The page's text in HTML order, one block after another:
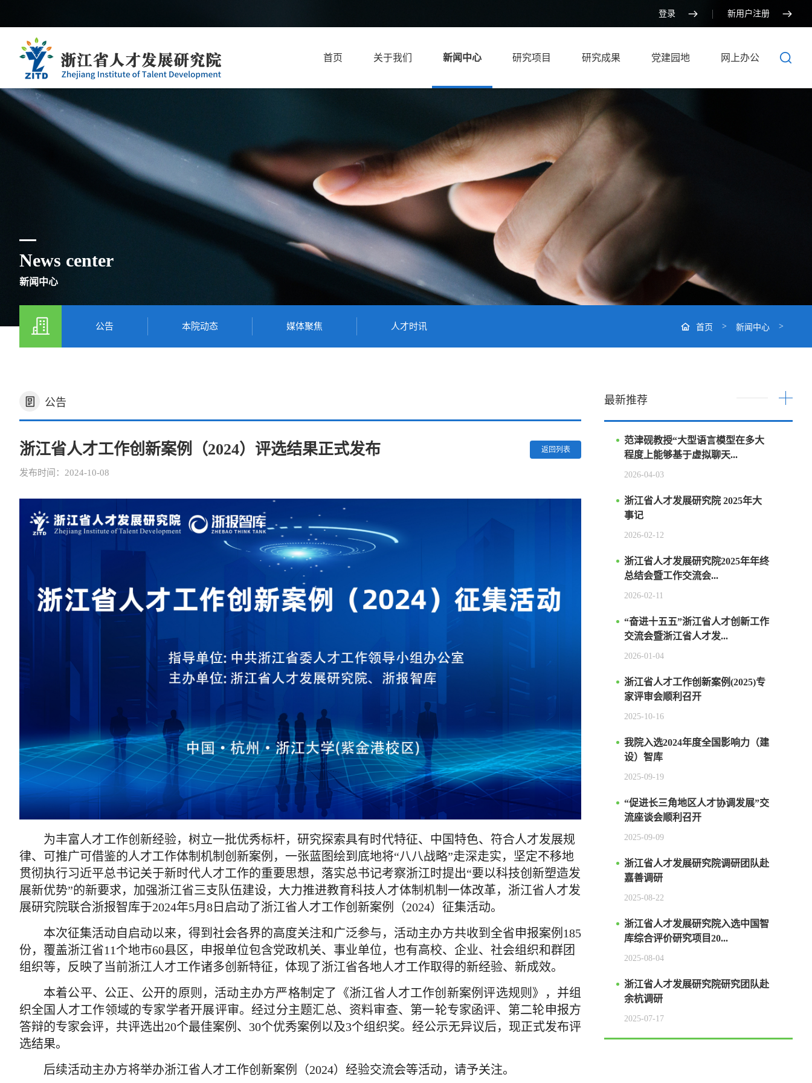
登录 新用户注册
首页 关于我们 新闻中心 研究项目 研究成果 党建园地 网上办公
News center
新闻中心
公告 本院动态 媒体聚焦 人才时讯 首页 > 新闻中心 >
公告
浙江省人才工作创新案例（2024）评选结果正式发布 返回列表
发布时间：2024-10-08
为丰富人才工作创新经验，树立一批优秀标杆，研究探索具有时代特征、中国特色、符合人才发展规
律、可推广可借鉴的人才工作体制机制创新案例，一张蓝图绘到底地将“八八战略”走深走实，坚定不移地
贯彻执行习近平总书记关于新时代人才工作的重要思想，落实总书记考察浙江时提出“要以科技创新塑造发
展新优势”的新要求，加强浙江省三支队伍建设，大力推进教育科技人才体制机制一体改革，浙江省人才发
展研究院联合浙报智库于2024年5月8日启动了浙江省人才工作创新案例（2024）征集活动。
本次征集活动自启动以来，得到社会各界的高度关注和广泛参与，活动主办方共收到全省申报案例 185
份，覆盖浙江省11个地市60县区，申报单位包含党政机关、事业单位，也有高校、企业、社会组织和群团
组织等，反映了当前浙江人才工作诸多创新特征，体现了浙江省各地人才工作取得的新经验、新成效。
本着公平、公正、公开的原则，活动主办方严格制定了《浙江省人才工作创新案例评选规则》，并组
织全国人才工作领域的专家学者开展评审。经过分主题汇总、资料审查、第一轮专家函评、第二轮申报方
答辩的专家会评，共评选出20个最佳案例、30个优秀案例以及3个组织奖。 经公示无异议后，现正式发布评
选结果。
后续活动主办方将举办浙江省人才工作创新案例（2024）经验交流会等活动，请予关注。
最新推荐
范津砚教授“大型语言模型在多大
程度上能够基于虚拟聊天...
2026-04-03
浙江省人才发展研究院 2025年大
事记
2026-02-12
浙江省人才发展研究院2025年年终
总结会暨工作交流会...
2026-02-11
“奋进十五五”浙江省人才创新工作
交流会暨浙江省人才发...
2026-01-04
浙江省人才工作创新案例(2025)专
家评审会顺利召开
2025-10-16
我院入选2024年度全国影响力（建
设）智库
2025-09-19
“促进长三角地区人才协调发展”交
流座谈会顺利召开
2025-09-09
浙江省人才发展研究院调研团队赴
嘉善调研
2025-08-22
浙江省人才发展研究院入选中国智
库综合评价研究项目20...
2025-08-04
浙江省人才发展研究院研究团队赴
余杭调研
2025-07-17